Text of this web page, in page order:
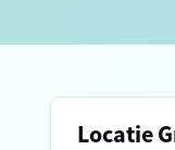
Locatie